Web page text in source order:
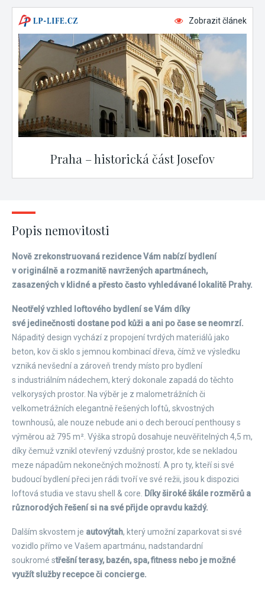
Zobrazit článek
Praha – historická část Josefov
Popis nemovitosti
Nově zrekonstruovaná rezidence Vám nabízí bydlení
v originálně a rozmanitě navržených apartmánech,
zasazených v klidné a přesto často vyhledávané lokalitě Prahy.
Neotřelý vzhled loftového bydlení se Vám díky
své jedinečnosti dostane pod kůži a ani po čase se neomrzí.
Nápaditý design vychází z propojení tvrdých materiálů jako
beton, kov či sklo s jemnou kombinací dřeva, čímž ve výsledku
vzniká nevšední a zároveň trendy místo pro bydlení
s industriálním nádechem, který dokonale zapadá do těchto
velkorysých prostor. Na výběr je z malometrážních či
velkometrážních elegantně řešených loftů, skvostných
townhousů, ale nouze nebude ani o dech beroucí penthousy s
výměrou až 795 m². Výška stropů dosahuje neuvěřitelných 4,5 m,
díky čemuž vznikl otevřený vzdušný prostor, kde se nekladou
meze nápadům nekonečných možností. A pro ty, kteří si své
budoucí bydlení přeci jen rádi tvoří ve své režii, jsou k dispozici
loftová studia ve stavu shell & core.
Díky široké škále rozměrů a
různorodých řešení si na své přijde opravdu každý.
Dalším skvostem je autovýtah, který umožní zaparkovat si své
vozidlo přímo ve Vašem apartmánu, nadstandardní
soukromé střešní terasy, bazén, spa, fitness nebo je možné
využít služby recepce či concierge.